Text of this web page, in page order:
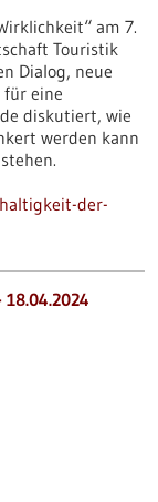
am 7.
Touristik
Dialog, neue
eine
diskutiert, wie
werden kann
der-
18.04.2024